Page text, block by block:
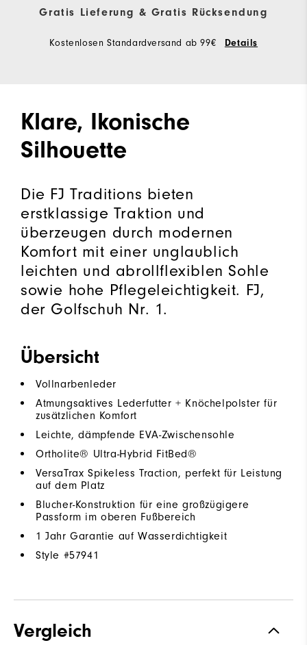
Gratis Lieferung & Gratis Rücksendung
Kostenlosen Standardversand ab 99€ Details
Klare, Ikonische
Silhouette
Die FJ Traditions bieten
erstklassige Traktion und
überzeugen durch modernen
Komfort mit einer unglaublich
leichten und abrollflexiblen Sohle
sowie hohe Pflegeleichtigkeit. FJ,
der Golfschuh Nr. 1.
Übersicht
Vollnarbenleder
Atmungsaktives Lederfutter + Knöchelpolster für
zusätzlichen Komfort
Leichte, dämpfende EVA-Zwischensohle
Ortholite® Ultra-Hybrid FitBed®
VersaTrax Spikeless Traction, perfekt für Leistung
auf dem Platz
Blucher-Konstruktion für eine großzügigere
Passform im oberen Fußbereich
1 Jahr Garantie auf Wasserdichtigkeit
Style #57941
Vergleich